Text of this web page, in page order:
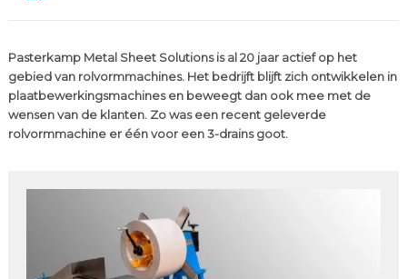
Pasterkamp Metal Sheet Solutions is al 20 jaar actief op het
gebied van rolvormmachines. Het bedrijft blijft zich ontwikkelen in
plaatbewerkingsmachines en beweegt dan ook mee met de
wensen van de klanten. Zo was een recent geleverde
rolvormmachine er één voor een 3-drains goot.